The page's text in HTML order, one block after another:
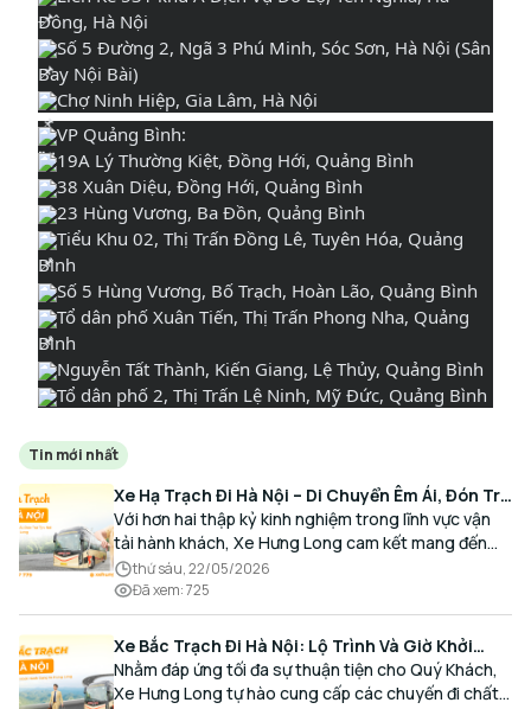
Đông, Hà Nội
Số 5 Đường 2, Ngã 3 Phú Minh, Sóc Sơn, Hà Nội (Sân
Bay Nội Bài)
Chợ Ninh Hiệp, Gia Lâm, Hà Nội
VP Quảng Bình:
19A Lý Thường Kiệt, Đồng Hới, Quảng Bình
38 Xuân Diệu, Đồng Hới, Quảng Bình
23 Hùng Vương, Ba Đồn, Quảng Bình
Tiểu Khu 02, Thị Trấn Đồng Lê, Tuyên Hóa, Quảng
Bình
Số 5 Hùng Vương, Bố Trạch, Hoàn Lão, Quảng Bình
Tổ dân phố Xuân Tiến, Thị Trấn Phong Nha, Quảng
Bình
Nguyễn Tất Thành, Kiến Giang, Lệ Thủy, Quảng Bình
Tổ dân phố 2, Thị Trấn Lệ Ninh, Mỹ Đức, Quảng Bình
Tin mới nhất
Xe Hạ Trạch Đi Hà Nội – Di Chuyển Êm Ái, Đón Trả
Tận Nơi Cùng Xe Hưng Long
Với hơn hai thập kỷ kinh nghiệm trong lĩnh vực vận
tải hành khách, Xe Hưng Long cam kết mang đến
cho Quý Khách một hành trình di chuyển trọn vẹn,
thoải mái và đúng giờ.
thứ sáu, 22/05/2026
Đã xem:725
Xe Bắc Trạch Đi Hà Nội: Lộ Trình Và Giờ Khởi
Hành Cùng Xe Hưng Long
Nhằm đáp ứng tối đa sự thuận tiện cho Quý Khách,
Xe Hưng Long tự hào cung cấp các chuyến đi chất